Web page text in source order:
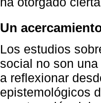
Un
Los estudios
social no son
a reflexionar
epistemológicos